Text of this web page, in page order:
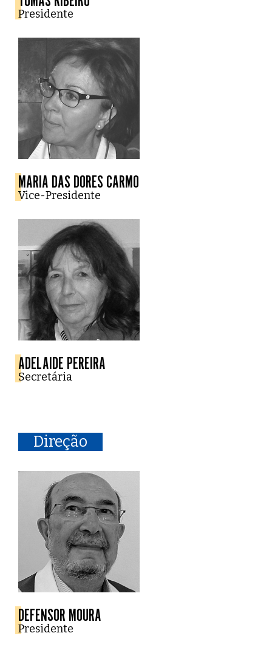
Presidente
MARIA DAS DORES CARMO
Vice-Presidente
ADELAIDE PEREIRA
Secretária
Direção
DEFENSOR MOURA
Presidente